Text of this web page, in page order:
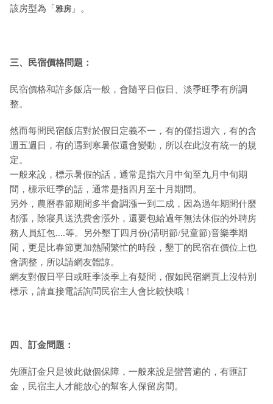
該房型為「 雅房 」。
三、民宿價格問題：
民宿價格和許多飯店一般，會隨平日假日、淡季旺季有所調
整。
然而每間民宿飯店對於假日定義不一，有的僅指週六，有的含
週五週日，有的遇到寒暑假還會變動，所以在此沒有統一的規
定。
一般來說，標示暑假的話，通常是指六月中旬至九月中旬期
間，標示旺季的話，通常是指四月至十月期間。
另外，農曆春節期間多半會調漲一到二成，因為過年期間什麼
都漲，除寢具送洗費會漲外，還要包給過年無法休假的外聘房
務人員紅包....等。另外墾丁四月份(清明節/兒童節)音樂季期
間，更是比春節更加熱鬧繁忙的時段，墾丁的民宿在價位上也
會調整，所以請網友體諒。
網友對假日平日或旺季淡季上有疑問，假如民宿網頁上沒特別
標示，請直接電話詢問民宿主人會比較快哦！
四、訂金問題：
先匯訂金只是彼此做個保障，一般來說是蠻普遍的，有匯訂
金，民宿主人才能放心的幫客人保留房間。